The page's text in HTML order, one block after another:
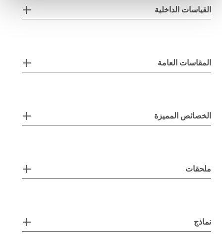
القياسات الداخلية
المقاسات العامة
الخصائص المميزة
ملحقات
نماذج